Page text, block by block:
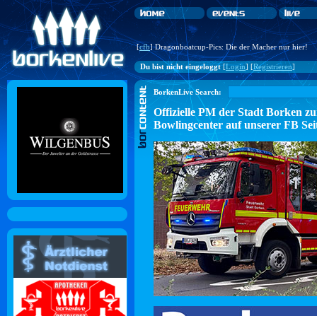
[cfb] Dragonboatcup-Pics: Die der Macher nur hier!
Du bist nicht eingeloggt[Login] [Registrieren]
BorkenLive Search:
Offizielle PM der Stadt Borken
Bowlingcenter auf unserer FB